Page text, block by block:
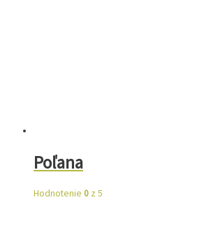
Poľana
Hodnotenie 0 z 5